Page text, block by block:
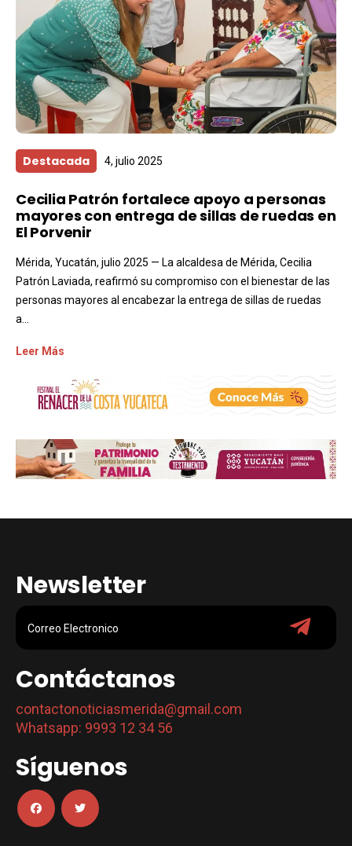
Destacada 4, julio 2025
Cecilia Patrón fortalece apoyo a personas
mayores con entrega de sillas de ruedas en
El Porvenir
Mérida, Yucatán, julio 2025 — La alcaldesa de Mérida, Cecilia
Patrón Laviada, reafirmó su compromiso con el bienestar de las
personas mayores al encabezar la entrega de sillas de ruedas
a...
Leer Más
Newsletter
Contáctanos
contactonoticiasmerida@gmail.com
Whatsapp: 9993 12 34 56
Síguenos